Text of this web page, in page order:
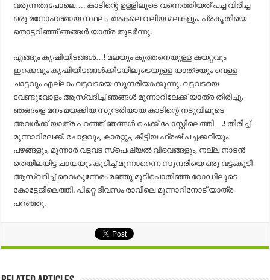
വരുന്നതുപോലെ…. കാടിന്റെ ഉള്ളിലൂടെ വന്നെത്തിയത് പച്ച വിരിച്ച
ഒരു മനോഹരമായ സ്ഥലം, അകലെ വലിയ മലകളും. പ്രകൃതിയെ
തൊട്ടറിഞ്ഞ് ഞങ്ങൾ യാത്ര തുടർന്നു.
എങ്ങും കൃഷിയിടങ്ങൾ…! മലയും കുത്തനെയുള്ള കയറ്റവും
ഇറക്കവും കൃഷിയിടങ്ങൾക്കിടയിലൂടെയുള്ള യാത്രയും വെള്ള
ചാട്ടവും എല്ലാം വട്ടവടയെ സുന്ദരിയാക്കുന്നു. വട്ടവടയെ
വേണ്ടുവോളം ആസ്വദിച്ച് ഞങ്ങൾ മൂന്നാറിലേക്ക് യാത്ര തിരിച്ചു.
ഞങ്ങളെ മനം മയക്കിയ സുന്ദരിയായ കാടിന്റെ നടുവിലൂടെ
അവൾക്ക് യാത്ര പറഞ്ഞ് ഞങ്ങൾ ചെക്ക് പോസ്റ്റിലെത്തി….! തിരിച്ച്
മൂന്നാറിലേക്ക്. ചോളവും, കാരറ്റും, കിട്ടിയ ഫ്രഷ് പച്ചക്കറിയും
പഴങ്ങളും, മൂന്നാർ വട്ടവട സ്പെഷ്യൽ വിഭവങ്ങളും, നല്ല നാടൻ
തെയിലയിട്ട ചായയും കുടിച്ച് മൂന്നാറെന്ന സുന്ദരിയെ ഒരു വട്ടംകൂടി
ആസ്വദിച്ച് വൈകുന്നേരം മഞ്ഞു മൂടിപൊതിഞ്ഞ റോഡിലൂടെ
കോട്ടേജിലെത്തി. പിറ്റെ ദിവസം രാവിലെ മൂന്നാറിനോട് യാത്ര
പറഞ്ഞു.